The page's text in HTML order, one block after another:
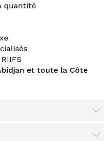
quantité
et toute la Côte